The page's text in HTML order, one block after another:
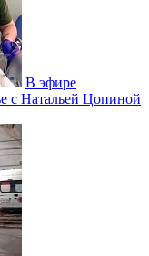
В эфире
с Натальей Цопиной